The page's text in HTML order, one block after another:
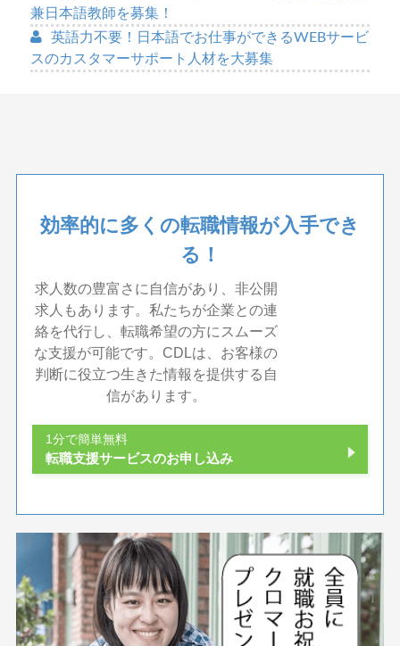
兼日本語教師を募集！
英語力不要！日本語でお仕事ができるWEBサービ
スのカスタマーサポート人材を大募集
効率的に多くの転職情報が入手でき
る！
求人数の豊富さに自信があり、非公開
求人もあります。私たちが企業との連
絡を代行し、転職希望の方にスムーズ
な支援が可能です。CDLは、お客様の
判断に役立つ生きた情報を提供する自
信があります。
1分で簡単無料
転職支援サービスのお申し込み